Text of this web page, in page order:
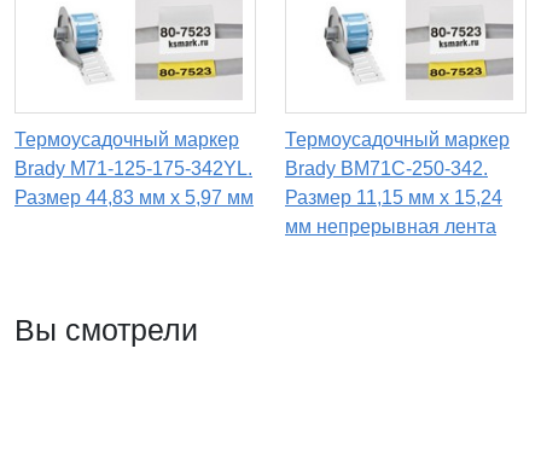
Термоусадочный маркер
Brady M71-125-175-342YL.
Размер 44,83 мм х 5,97 мм
Термоусадочный маркер
Brady BM71C-250-342.
Размер 11,15 мм х 15,24
мм непрерывная лента
Вы смотрели